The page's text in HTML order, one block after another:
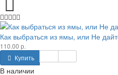
Как выбраться из ямы, или Не
110.00 р.
Купить
В наличии